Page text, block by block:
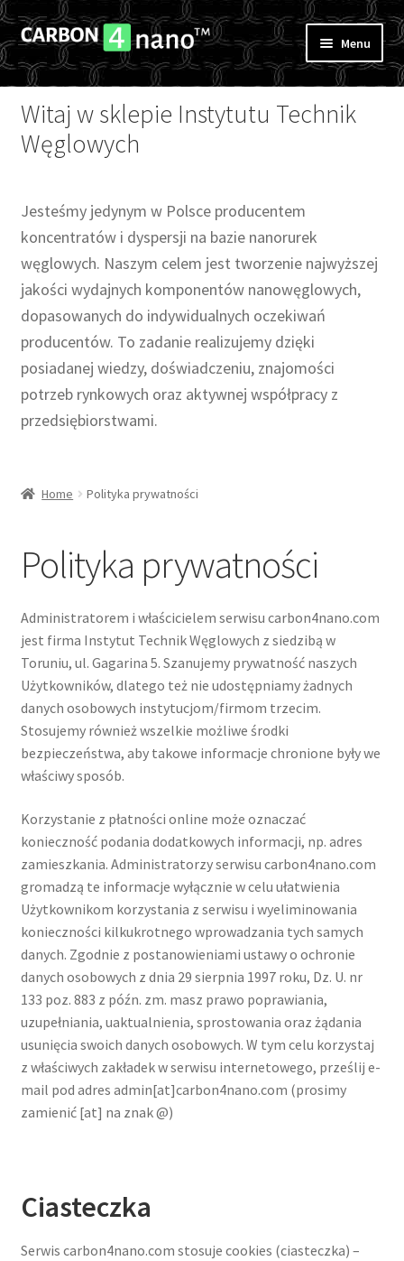
Przejdź
nawigacji
Przejdź
treści
Menu
SKLEP
O NAS
KONTAKT
MOJE KONTO
Witaj w sklepie Instytutu Technik
Węglowych
Jesteśmy jedynym w Polsce producentem
koncentratów i dyspersji na bazie nanorurek
węglowych. Naszym celem jest tworzenie najwyższej
jakości wydajnych komponentów nanowęglowych,
dopasowanych do indywidualnych oczekiwań
producentów. To zadanie realizujemy dzięki
posiadanej wiedzy, doświadczeniu, znajomości
potrzeb rynkowych oraz aktywnej współpracy z
przedsiębiorstwami.
Home Polityka prywatności
Polityka prywatności
Administratorem i właścicielem serwisu carbon4nano.com
jest firma Instytut Technik Węglowych z siedzibą w
Toruniu, ul. Gagarina 5. Szanujemy prywatność naszych
Użytkowników, dlatego też nie udostępniamy żadnych
danych osobowych instytucjom/firmom trzecim.
Stosujemy również wszelkie możliwe środki
bezpieczeństwa, aby takowe informacje chronione były we
właściwy sposób.
Korzystanie z płatności online może oznaczać
konieczność podania dodatkowych informacji, np. adres
zamieszkania. Administratorzy serwisu carbon4nano.com
gromadzą te informacje wyłącznie w celu ułatwienia
Użytkownikom korzystania z serwisu i wyeliminowania
konieczności kilkukrotnego wprowadzania tych samych
danych. Zgodnie z postanowieniami ustawy o ochronie
danych osobowych z dnia 29 sierpnia 1997 roku, Dz. U. nr
133 poz. 883 z późn. zm. masz prawo poprawiania,
uzupełniania, uaktualnienia, sprostowania oraz żądania
usunięcia swoich danych osobowych. W tym celu korzystaj
z właściwych zakładek w serwisu internetowego, prześlij e-
mail pod adres admin[at]carbon4nano.com (prosimy
zamienić [at] na znak @)
Ciasteczka
Serwis carbon4nano.com stosuje cookies (ciasteczka) –